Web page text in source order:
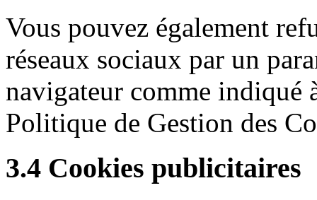
Vous pouvez également
réseaux sociaux par un
navigateur comme indiqué
Politique de Gestion des
3.4 Cookies publicitaires